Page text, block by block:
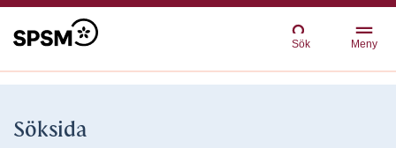
Sök Meny
Söksida